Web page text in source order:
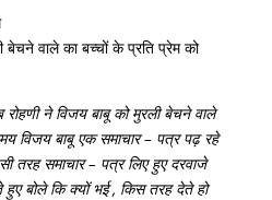
वाले का बच्चों के प्रति प्रेम को
ने विजय बाबू को मुरली बेचने वाले
विजय बाबू एक समाचार – पत्र पढ़ रहे
तरह समाचार – पत्र लिए हुए दरवाजे
बोले कि क्यों भई , किस तरह देते हो